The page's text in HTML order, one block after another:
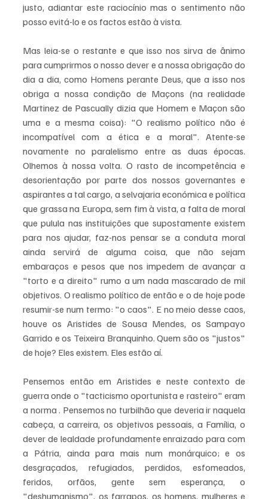
justo, adiantar este raciocínio mas o sentimento não
posso evitá-lo e os factos estão à vista.
Mas leia-se o restante e que isso nos sirva de ânimo
para cumprirmos o nosso dever e a nossa obrigação do
dia a dia, como Homens perante Deus, que a isso nos
obriga a nossa condição de Maçons (na realidade
Martinez de Pascually dizia que Homem e Maçon são
uma e a mesma coisa): "O realismo político não é
incompatível com a ética e a moral". Atente-se
novamente no paralelismo entre as duas épocas.
Olhemos à nossa volta. O rasto de incompetência e
desorientação por parte dos nossos governantes e
aspirantes a tal cargo, a selvajaria económica e política
que grassa na Europa, sem fim à vista, a falta de moral
que pulula nas instituições que supostamente existem
para nos ajudar, faz-nos pensar se a conduta moral
ainda servirá de alguma coisa, que não sejam
embaraços e pesos que nos impedem de avançar a
"torto e a direito" rumo a um nada mascarado de mil
objetivos. O realismo político de então e o de hoje pode
resumir-se num termo: "o caos". E no meio desse caos,
houve os Aristides de Sousa Mendes, os Sampayo
Garrido e os Teixeira Branquinho. Quem são os "justos"
de hoje? Eles existem. Eles estão aí.
Pensemos então em Aristides e neste contexto de
guerra onde o "tacticismo oportunista e rasteiro" eram
a norma . Pensemos no turbilhão que deveria ir naquela
cabeça, a carreira, os objetivos pessoais, a Família, o
dever de lealdade profundamente enraizado para com
a Pátria, ainda para mais num monárquico; e os
desgraçados, refugiados, perdidos, esfomeados,
feridos, orfãos, gente sem esperança, o
"deshumanismo", os farrapos, os homens, mulheres e